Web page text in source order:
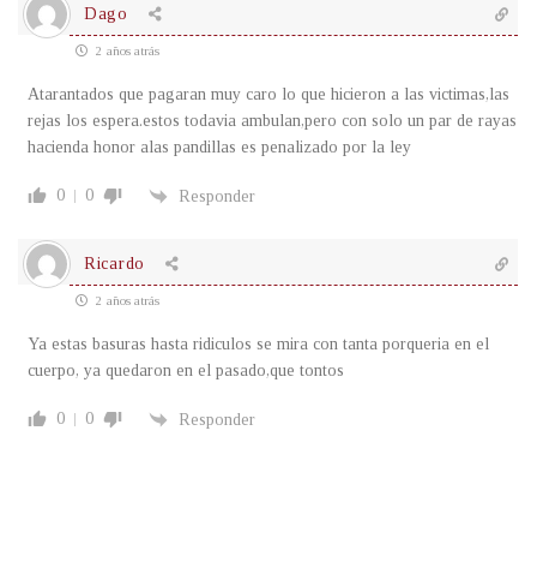
Dago
2 años atrás
Atarantados que pagaran muy caro lo que hicieron a las victimas,las
rejas los espera.estos todavia ambulan,pero con solo un par de rayas
hacienda honor alas pandillas es penalizado por la ley
0 0 Responder
Ricardo
2 años atrás
Ya estas basuras hasta ridiculos se mira con tanta porqueria en el
cuerpo, ya quedaron en el pasado,que tontos
0 0 Responder